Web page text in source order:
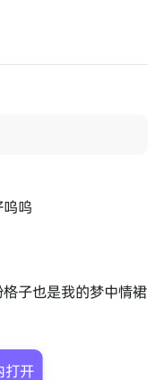
呜
子也是我的梦中情裙
打开